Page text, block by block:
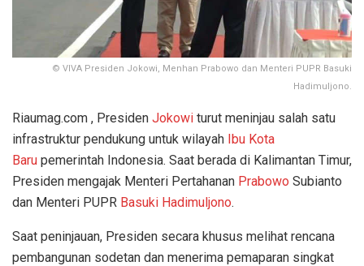
© VIVA Presiden Jokowi, Menhan Prabowo dan Menteri PUPR Basuki
Hadimuljono.
Riaumag.com , Presiden Jokowi turut meninjau salah satu
infrastruktur pendukung untuk wilayah Ibu Kota
Baru pemerintah Indonesia. Saat berada di Kalimantan Timur,
Presiden mengajak Menteri Pertahanan Prabowo Subianto
dan Menteri PUPR Basuki Hadimuljono.
Saat peninjauan, Presiden secara khusus melihat rencana
pembangunan sodetan dan menerima pemaparan singkat